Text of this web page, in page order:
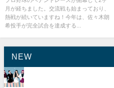
月が経ちました。交流戦も始まっており、
熱戦が続いていますね！今年は、佐々木朗
希投手が完全試合を達成する...
NEW